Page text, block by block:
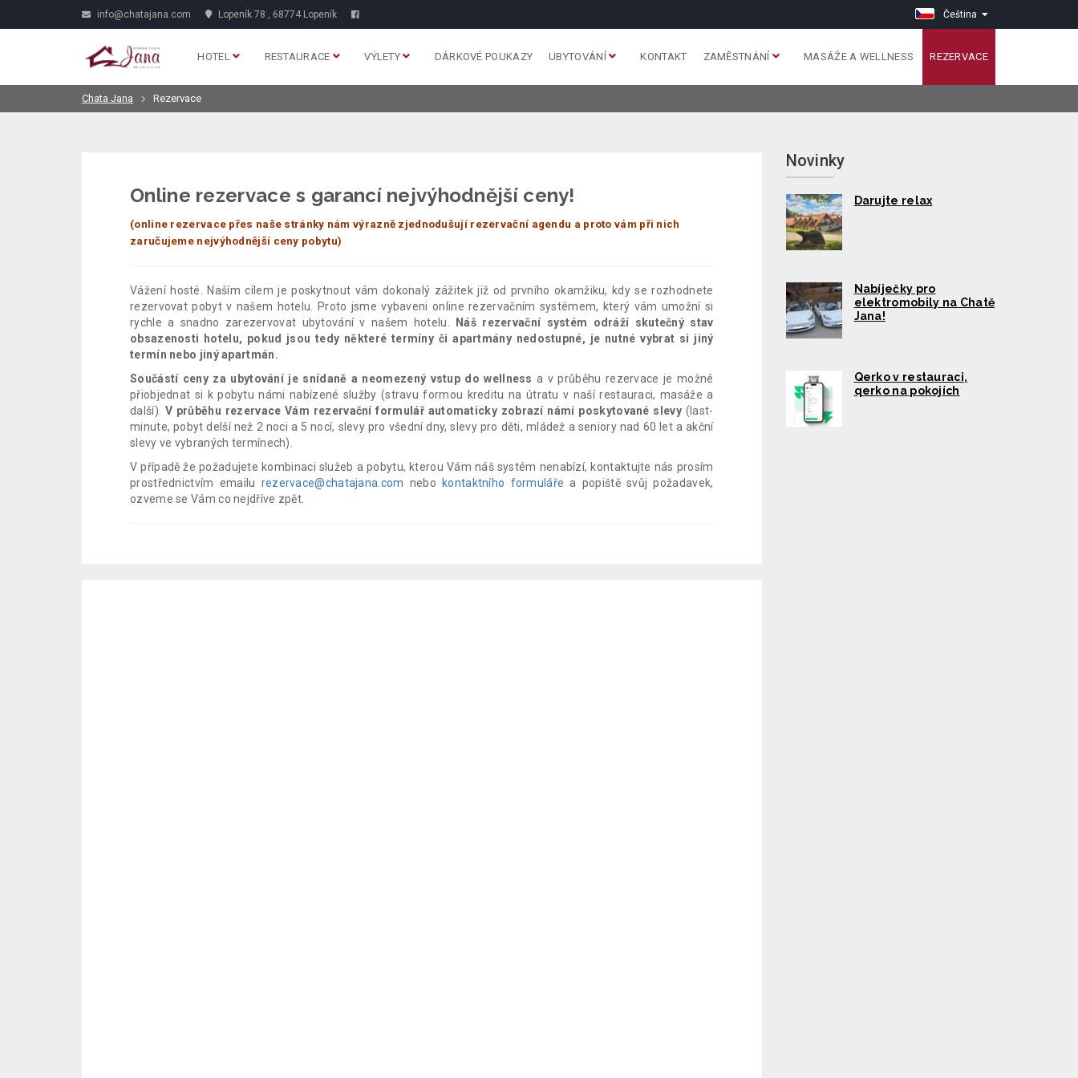
info@chatajana.com Lopeník 78 , 68774 Lopeník Čeština
HOTEL RESTAURACE VÝLETY DÁRKOVÉ POUKAZY UBYTOVÁNÍ KONTAKT ZAMĚSTNÁNÍ MASÁŽE A WELLNESS REZERVACE
Chata Jana Rezervace
Online rezervace s garancí nejvýhodnější ceny!
(online rezervace přes naše stránky nám výrazně zjednodušují rezervační agendu a proto vám při nich
zaručujeme nejvýhodnější ceny pobytu)
Vážení hosté. Naším cílem je poskytnout vám dokonalý zážitek již od prvního okamžiku, kdy se rozhodnete
rezervovat pobyt v našem hotelu. Proto jsme vybaveni online rezervačním systémem, který vám umožní si
rychle a snadno zarezervovat ubytování v našem hotelu.
Náš rezervační systém odráží skutečný stav
obsazenosti hotelu, pokud jsou tedy některé termíny či apartmány nedostupné, je nutné vybrat si jiný
termín nebo jiný apartmán.
Součástí ceny za ubytování je snídaně a neomezený vstup do wellness a v průběhu rezervace je možné
přiobjednat si k pobytu námi nabízené služby (stravu formou kreditu na útratu v naší restauraci, masáže a
další). V průběhu rezervace Vám rezervační formulář automaticky zobrazí námi poskytované slevy(last-
minute, pobyt delší než 2 noci a 5 nocí, slevy pro všední dny, slevy pro děti, mládež a seniory nad 60 let a akční
slevy ve vybraných termínech).
V případě že požadujete kombinaci služeb a pobytu, kterou Vám náš systém nenabízí, kontaktujte nás prosím
prostřednictvím emailu rezervace@chatajana.com nebo kontaktního formuláře a popiště svůj požadavek,
ozveme se Vám co nejdříve zpět.
Novinky
Darujte relax
Nabíječky pro
elektromobily na Chatě
Jana!
Qerko v restauraci,
qerko na pokojích